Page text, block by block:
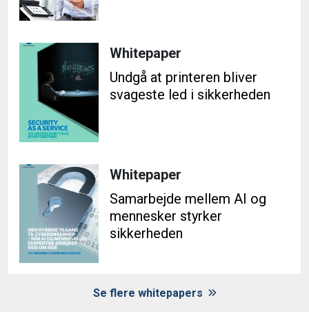
Whitepaper
Undgå at printeren bliver
svageste led i sikkerheden
Whitepaper
Samarbejde mellem AI og
mennesker styrker
sikkerheden
Se flere whitepapers